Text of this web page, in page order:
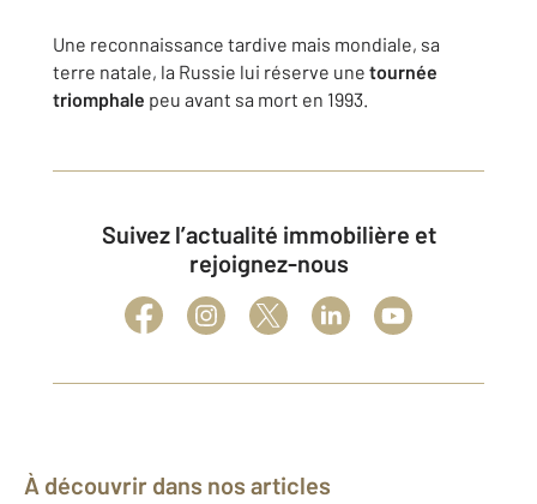
Une reconnaissance tardive mais mondiale, sa
terre natale, la Russie lui réserve une tournée
triomphale peu avant sa mort en 1993.
Suivez l’actualité immobilière et
rejoignez-nous
À découvrir dans nos articles